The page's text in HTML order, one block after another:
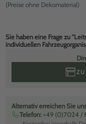
(Preise ohne Dekomaterial)
Sie haben eine Frage zu
individuellen
Alternativ erreichen Sie uns
Telefon: +49 (0)7024 /